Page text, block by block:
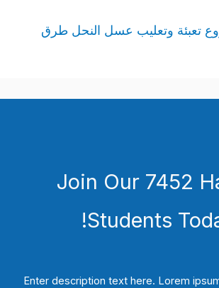
تعبئة وتعليب عسل النحل طرق
Join Our 7452
Students​
Enter description text here. Lorem